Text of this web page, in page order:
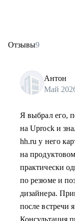
Отзывы9
Антон
Май
Я выбрал его,
на Uprock и
hh.ru у него
на
практически
по резюме и
дизайнера.
после встречи
Консультация